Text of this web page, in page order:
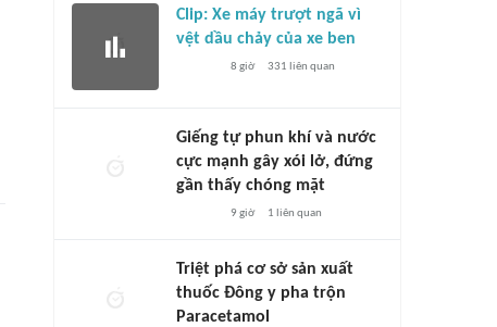
Clip: Xe máy trượt ngã vì
vệt dầu chảy của xe ben
8 giờ 331 liên quan
Giếng tự phun khí và nước
cực mạnh gây xói lở, đứng
gần thấy chóng mặt
9 giờ 1 liên quan
Triệt phá cơ sở sản xuất
thuốc Đông y pha trộn
Paracetamol